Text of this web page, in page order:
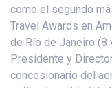
como el segundo
Travel Awards en
de Río de Janeiro (8
Presidente y
concesionario del